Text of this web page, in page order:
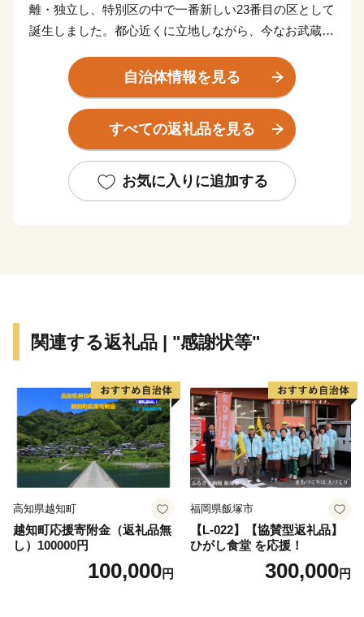
離・独立し、特別区の中で一番新しい23番目の区として
誕生しました。都心近くに立地しながら、今なお武蔵野
市が融合したまちです。
公園・児童遊園数、農地面積は23区中1位で、四季
折々のみどりや大地の恵みを身近に感じられる都市農業
は区の誇りです。また、みどりの中で優れた文化芸術を
たな企画や、文化芸術と一体となったまちづくりを進め
ています。
練馬区は、みどりの豊かさと都市生活の利便性が両立
皆さまからお寄せいただいた寄付金は、練馬区の更なる
発展のため、区政のさまざまな分野に活用させていただ
きます。
自治体情報を見る
すべての返礼品を見る
お気に入りに追加する
関連する返礼品 | "感謝状等"
高知県越知町
越知町応援寄附金（返礼品無
し）100000円
100,000円
福岡県飯塚市
【L-022】【協賛型返礼品】
ひがし食堂 を応援！
300,000円